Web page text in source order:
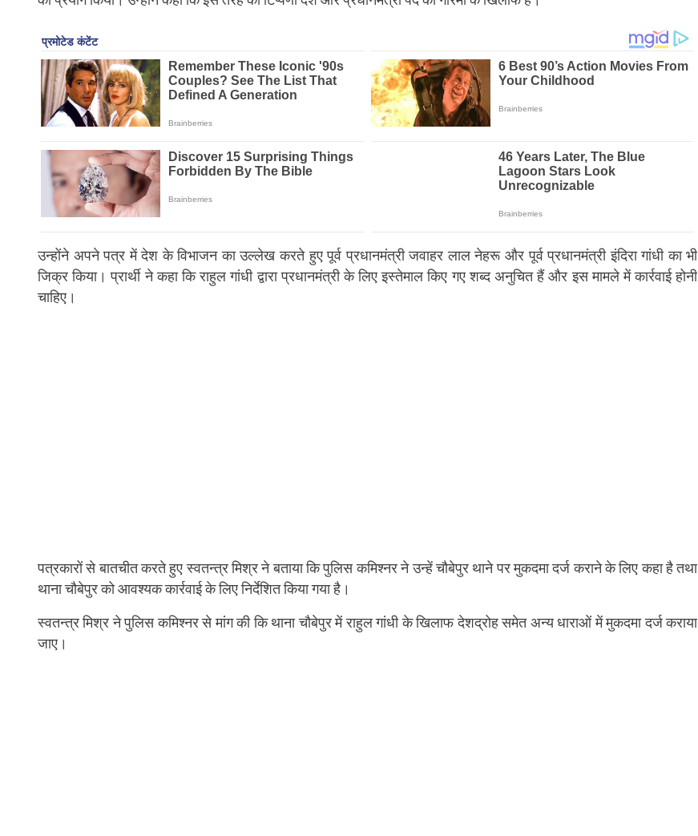
उन्होंने अपने पत्र में देश के विभाजन का उल्लेख करते हुए पूर्व प्रधानमंत्री जवाहर लाल नेहरू और पूर्व प्रधानमंत्री इंदिरा गांधी का भी
जिक्र किया। प्रार्थी ने कहा कि राहुल गांधी द्वारा प्रधानमंत्री के लिए इस्तेमाल किए गए शब्द अनुचित हैं और इस मामले में कार्रवाई होनी
चाहिए।
पत्रकारों से बातचीत करते हुए स्वतन्त्र मिश्र ने बताया कि पुलिस कमिश्नर ने उन्हें चौबेपुर थाने पर मुकदमा दर्ज कराने के लिए कहा है तथा
थाना चौबेपुर को आवश्यक कार्रवाई के लिए निर्देशित किया गया है।
स्वतन्त्र मिश्र ने पुलिस कमिश्नर से मांग की कि थाना चौबेपुर में राहुल गांधी के खिलाफ देशद्रोह समेत अन्य धाराओं में मुकदमा दर्ज कराया
जाए।